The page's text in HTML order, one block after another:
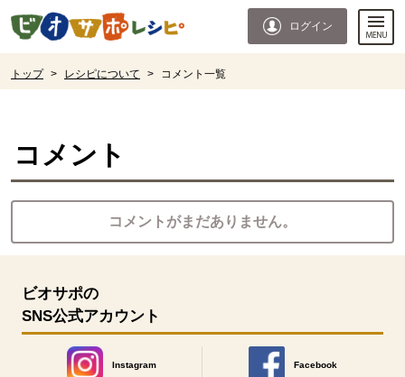
ページの先頭です。
ログイン
トップ > レシピについて > コメント一覧
コメント
コメントがまだありません。
ビオサポの
SNS公式アカウント
Instagram
別のウィンドウで開きます。
Facebook
別のウィンドウで開きます